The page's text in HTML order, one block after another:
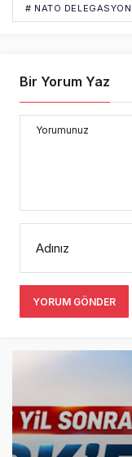
# NATO
Bir Yorum Yaz
Yorumunuz
Adınız
YORUM GÖNDER